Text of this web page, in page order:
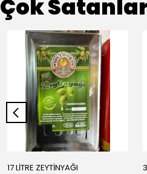
Çok
17 LİTRE ZEYTİNYAĞI